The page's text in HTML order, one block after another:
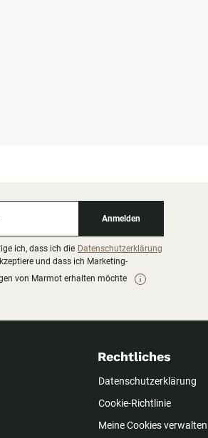
Anmelden
ich, dass ich die Datenschutzerklärung
und dass ich Marketing-
von Marmot erhalten möchte
Rechtliches
Datenschutzerklärung
Cookie-Richtlinie
Meine Cookies verwalten